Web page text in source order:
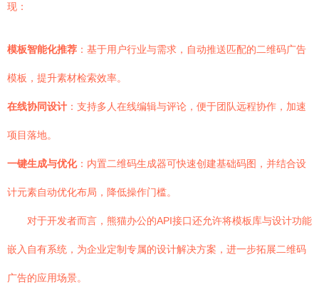
现：
模板智能化推荐 ：基于用户行业与需求，自动推送匹配的二维码广告
模板，提升素材检索效率。
在线协同设计 ：支持多人在线编辑与评论，便于团队远程协作，加速
项目落地。
一键生成与优化：内置二维码生成器可快速创建基础码图，并结合设
计元素自动优化布局，降低操作门槛。
对于开发者而言，熊猫办公的API接口还允许将模板库与设计功能
嵌入自有系统，为企业定制专属的设计解决方案，进一步拓展二维码
广告的应用场景。